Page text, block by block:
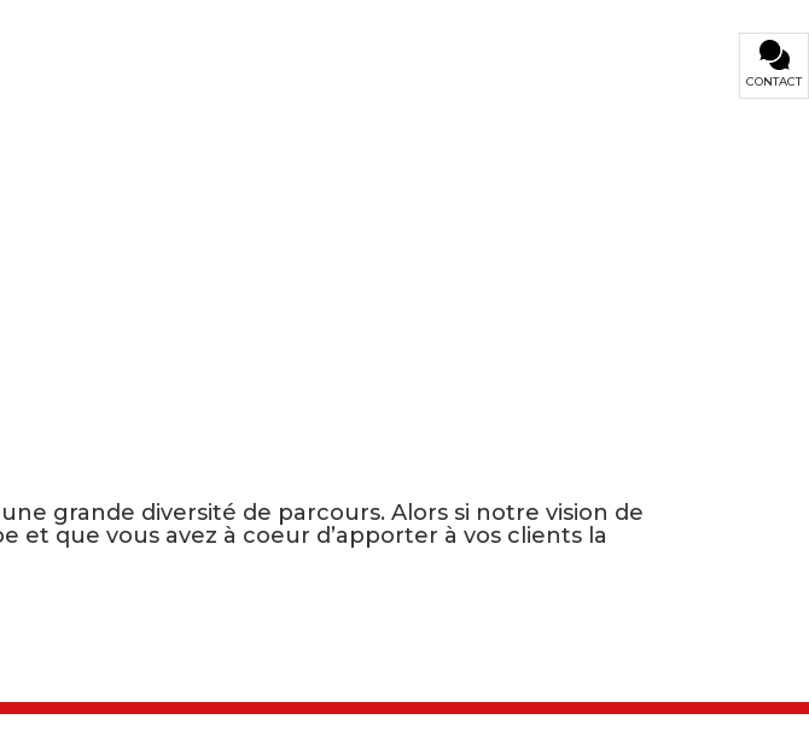
CONTACT
grande diversité de parcours. Alors si notre vision de
et que vous avez à coeur d’apporter à vos clients la